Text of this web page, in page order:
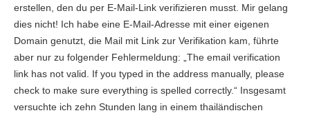
erstellen, den du per E-Mail-Link verifizieren musst. Mir gelang
dies nicht! Ich habe eine E-Mail-Adresse mit einer eigenen
Domain genutzt, die Mail mit Link zur Verifikation kam, führte
aber nur zu folgender Fehlermeldung: „The email verification
link has not valid. If you typed in the address manually, please
check to make sure everything is spelled correctly.“ Insgesamt
versuchte ich zehn Stunden lang in einem thailändischen